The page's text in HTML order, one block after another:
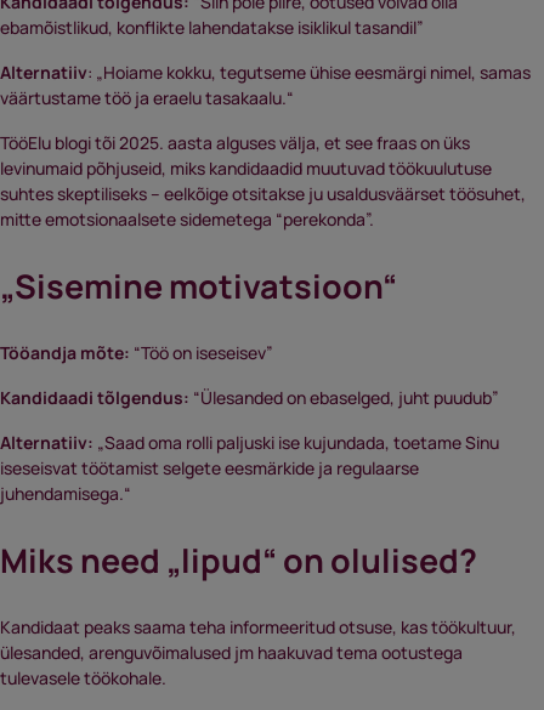
ebamõistlikud, konflikte lahendatakse isiklikul tasandil”
Alternatiiv: „Hoiame kokku, tegutseme ühise eesmärgi nimel, samas
väärtustame töö ja eraelu tasakaalu.“
TööElu blogi tõi 2025. aasta alguses välja, et see fraas on üks
levinumaid põhjuseid, miks kandidaadid muutuvad töökuulutuse
suhtes skeptiliseks – eelkõige otsitakse ju usaldusväärset töösuhet,
mitte emotsionaalsete sidemetega “perekonda”.
„Sisemine motivatsioon“
Tööandja mõte: “Töö on iseseisev”
Kandidaadi tõlgendus: “Ülesanded on ebaselged, juht puudub”
Alternatiiv: „Saad oma rolli paljuski ise kujundada, toetame Sinu
iseseisvat töötamist selgete eesmärkide ja regulaarse
juhendamisega.“
Miks need „lipud“ on olulised?
Kandidaat peaks saama teha informeeritud otsuse, kas töökultuur,
ülesanded, arenguvõimalused jm haakuvad tema ootustega
tulevasele töökohale.